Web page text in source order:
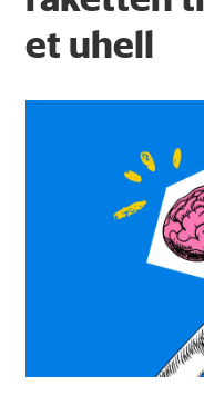
et uhell